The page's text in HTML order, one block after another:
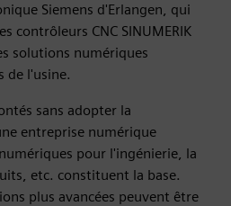
Siemens d'Erlangen, qui
contrôleurs CNC SINUMERIK
solutions numériques
de l'usine.
sans adopter la
entreprise numérique
pour l'ingénierie, la
etc. constituent la base.
plus avancées peuvent être